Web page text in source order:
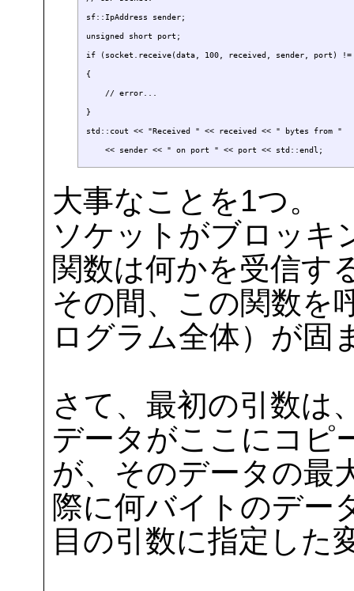
sf::IpAddress sender;
unsigned short port;
if (socket.receive(data, 100, received, sender, port) !=
{
    // error...
}
std::cout << "Received " << received << " bytes from "
大事なことを1つ。
ソケットがブロッキ
関数は何かを受信す
その間、この関数を
ログラム全体）が固
さて、最初の引数は
データがここにコピ
が、そのデータの最
際に何バイトのデー
目の引数に指定した